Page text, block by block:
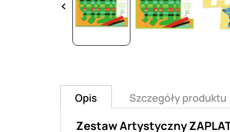
keyboard_arrow_left
Opis Szczegóły produktu
Zestaw Artystyczny